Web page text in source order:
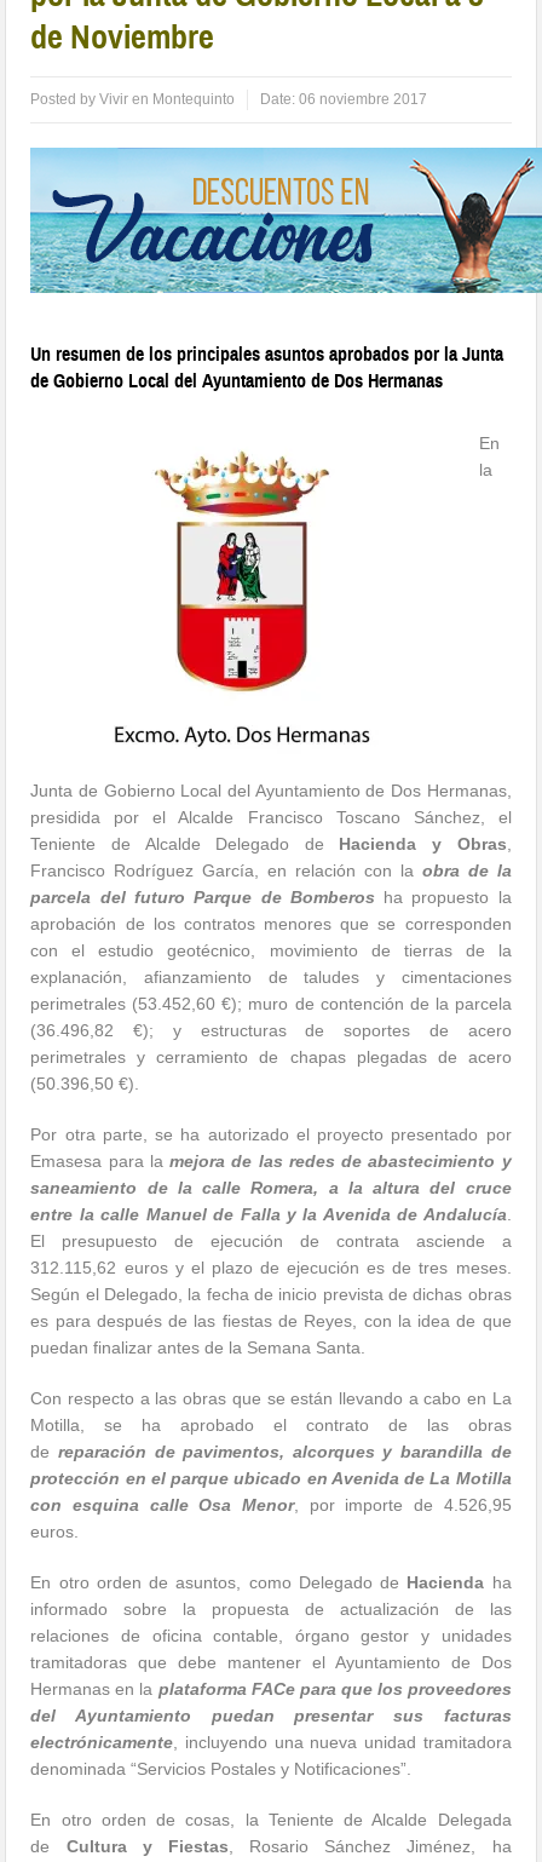
de Noviembre
Posted byVivir en Montequinto Date:06 noviembre 2017
Un resumen de los principales asuntos aprobados por la Junta
de Gobierno Local del Ayuntamiento de Dos Hermanas
En
la
Junta de Gobierno Local del Ayuntamiento de Dos Hermanas,
presidida por el Alcalde Francisco Toscano Sánchez, el
Teniente de Alcalde Delegado de Hacienda y Obras
Francisco Rodríguez García, en relación con la obra de la
parcela del futuro Parque de Bomberos ha propuesto la
aprobación de los contratos menores que se corresponden
con el estudio geotécnico, movimiento de tierras de la
explanación, afianzamiento de taludes y cimentaciones
perimetrales (53.452,60 €); muro de contención de la parcela
(36.496,82 €); y estructuras de soportes de acero
perimetrales y cerramiento de chapas plegadas de acero
(50.396,50 €).
Por otra parte, se ha autorizado el proyecto presentado por
Emasesa para lamejora de las redes de abastecimiento y
saneamiento de la calle Romera, a la altura del cruce
entre la calle Manuel de Falla y la Avenida de Andalucía
El presupuesto de ejecución de contrata asciende a
312.115,62 euros y el plazo de ejecución es de tres meses.
Según el Delegado, la fecha de inicio prevista de dichas obras
es para después de las fiestas de Reyes, con la idea de que
puedan finalizar antes de la Semana Santa.
Con respecto a las obras que se están llevando a cabo en La
Motilla, se ha aprobado el contrato de las obras
dereparación de pavimentos, alcorques y barandilla de
protección en el parque ubicado en Avenida de La Motilla
con esquina calle Osa Menor, por importe de 4.526,95
euros.
En otro orden de asuntos, como Delegado de Hacienda ha
informado sobre la propuesta de actualización de las
relaciones de oficina contable, órgano gestor y unidades
tramitadoras que debe mantener el Ayuntamiento de Dos
Hermanas en la plataforma FACe para que los proveedores
del Ayuntamiento puedan presentar sus facturas
electrónicamente , incluyendo una nueva unidad tramitadora
denominada “Servicios Postales y Notificaciones”.
En otro orden de cosas, la Teniente de Alcalde Delegada
de Cultura y Fiestas , Rosario Sánchez Jiménez, ha